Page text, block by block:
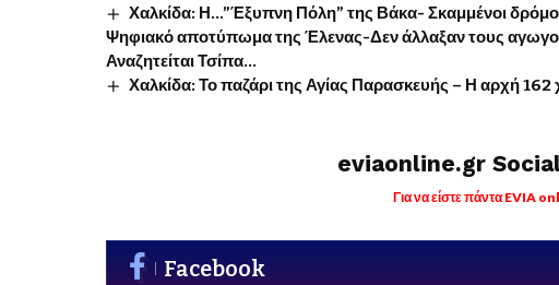
Χαλκίδα: Η…”Έξυπνη Πόλη” της Βάκα- Σκαμμένοι
Ψηφιακό αποτύπωμα της Έλενας-Δεν άλλαξαν τους
Αναζητείται Τσίπα…
Χαλκίδα: Το παζάρι της Αγίας Παρασκευής – Η αρχή 162
eviaonline.gr
Για να είστε πάντα EVIA
Facebook